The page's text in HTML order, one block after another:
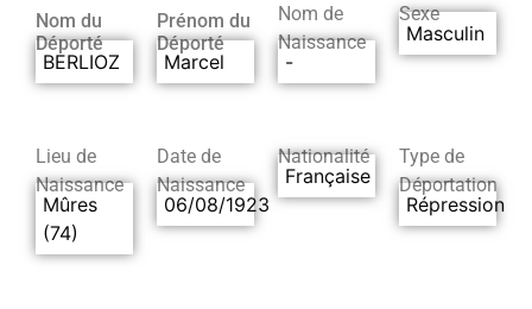
Nom du
Déporté
BERLIOZ
Prénom du
Déporté
Marcel
Nom de
Naissance
-
Sexe
Masculin
Lieu de
Naissance
Mûres
(74)
Date de
Naissance
06/08/1923
Nationalité
Française
Type de
Déportation
Répression